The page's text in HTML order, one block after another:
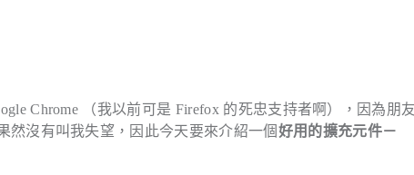
Chrome （我以前可是 Firefox 的死忠支持者啊），因為朋
然沒有叫我失望，因此今天要來介紹一個 好用的擴充元件－